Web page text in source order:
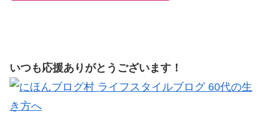
いつも応援ありがとうございます！